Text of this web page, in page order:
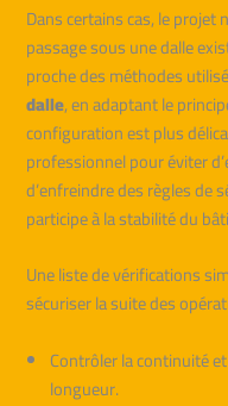
Dans certains cas, le projet
passage sous une dalle
proche des méthodes
dalle, en adaptant le
configuration est plus
professionnel pour éviter
d’enfreindre des règles de
participe à la stabilité du
Une liste de vérifications
sécuriser la suite des
Contrôler la continuité
longueur.